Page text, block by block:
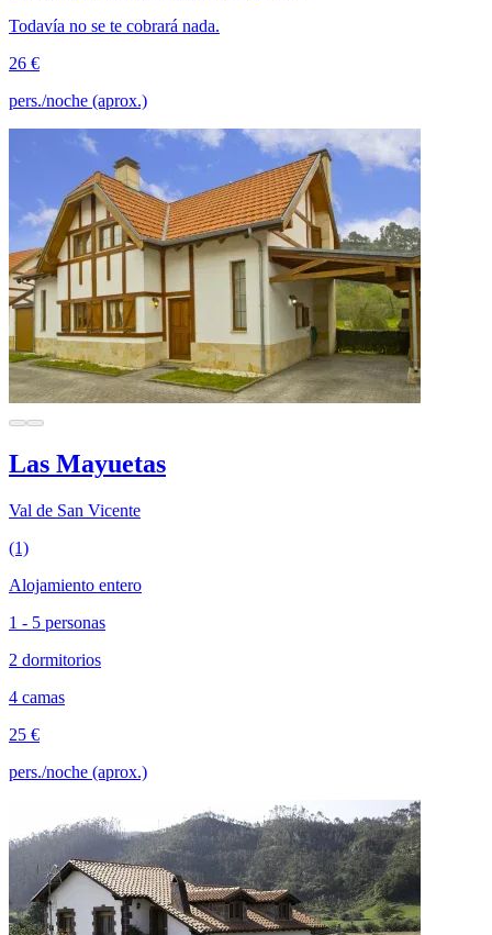
Todavía no se te cobrará nada.
26 €
pers./noche (aprox.)
Las Mayuetas
Val de San Vicente
(1)
Alojamiento entero
1 - 5 personas
2 dormitorios
4 camas
25 €
pers./noche (aprox.)